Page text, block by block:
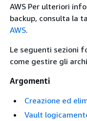
AWS Per ulteriori
backup, consulta la
AWS.
Le seguenti sezioni
come gestire gli
Argomenti
Creazione ed
Vault